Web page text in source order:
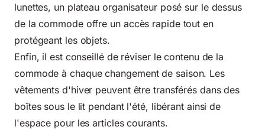
lunettes, un plateau organisateur posé sur le dessus
de la commode offre un accès rapide tout en
protégeant les objets.
Enfin, il est conseillé de réviser le contenu de la
commode à chaque changement de saison. Les
vêtements d'hiver peuvent être transférés dans des
boîtes sous le lit pendant l'été, libérant ainsi de
l'espace pour les articles courants.